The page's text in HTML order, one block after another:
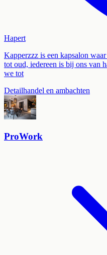
Hapert
Kapperzzz is een kapsalon
tot oud, iedereen is bij ons van
we tot
Detailhandel en ambachten
ProWork